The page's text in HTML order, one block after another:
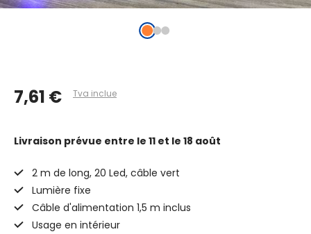
7,61 € Tva inclue
Livraison prévue entre le 11 et le 18 août
2 m de long, 20 Led, câble vert
Lumière fixe
Câble d'alimentation 1,5 m inclus
Usage en intérieur